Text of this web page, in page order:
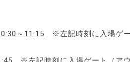
～11:15 ※左記時刻に入場ゲー